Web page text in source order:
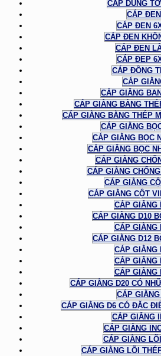
CÁP DÙNG
CÁP ĐEN
CÁP ĐEN
CÁP ĐEN
CÁP ĐEN
CÁP ĐEP
CÁP ĐỒNG
CÁP
CÁP GIẰNG
CÁP GIẰNG BẰNG
CÁP GIẰNG BẰNG THÉP
CÁP GIẰNG
CÁP GIẰNG BỌC
CÁP GIẰNG BỌC
CÁP GIẰNG
CÁP GIẰNG
CÁP GIẰNG
CÁP GIẰNG CỘT
CÁP GIẰNG
CÁP GIẰNG D10
CÁP GIẰNG
CÁP GIẰNG D12
CÁP GIẰNG
CÁP GIẰNG
CÁP GIẰNG
CÁP GIẰNG D20 CÓ
CÁP GIẰNG
CÁP GIẰNG D6 CÓ ĐẶC
CÁP GIẰNG
CÁP GIẰNG
CÁP GIẰNG
CÁP GIẰNG LÕI